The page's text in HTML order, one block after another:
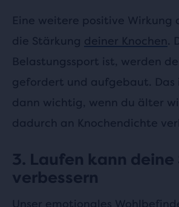
Eine weitere positive Wirkung
die Stärkung deiner Knochen.
Belastungssport ist, werden
gefordert und aufgebaut. Das
dann wichtig, wenn du älter
dadurch an Knochendichte
3. Laufen kann deine
verbessern
Unser emotionales